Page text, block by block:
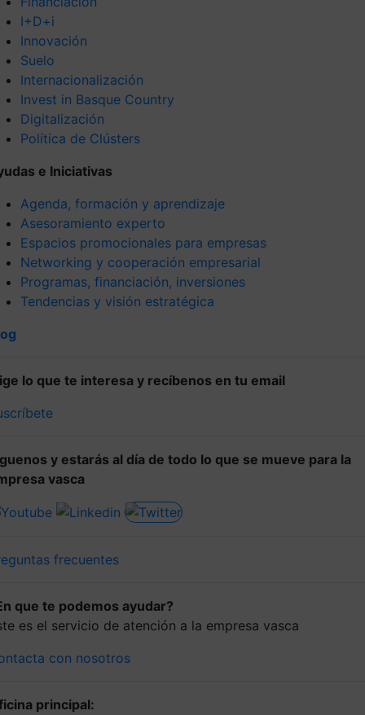
I+D+i
Innovación
Suelo
Internacionalización
Invest in Basque Country
Digitalización
Política de Clústers
e Iniciativas
Agenda, formación y aprendizaje
Asesoramiento experto
Espacios promocionales para empresas
Networking y cooperación empresarial
Programas, financiación, inversiones
Tendencias y visión estratégica
lo que te interesa y recíbenos en tu email
y estarás al día de todo lo que se mueve para la
vasca
frecuentes
que te podemos ayudar?
es el servicio de atención a la empresa vasca
con nosotros
principal: